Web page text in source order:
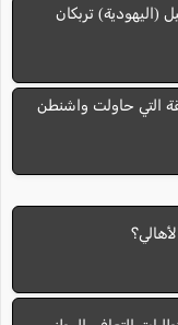
(اليهودية) تربكان
التي حاولت واشنطن